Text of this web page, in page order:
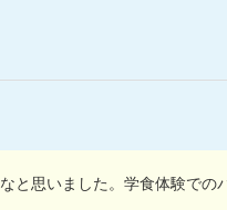
と思いました。学食体験での